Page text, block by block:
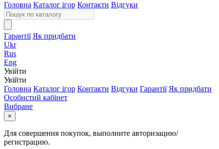
Головна Каталог ігор Контакти Відгуки
Гарантії Як придбати
Ukr
Rus
Eng
Увійти
Увійти
Головна Каталог ігор Контакти Відгуки Гарантії Як придбати
Особистий кабінет
Вибране
×
Для совершения покупок, выполните авторизацию/
регистрацию.